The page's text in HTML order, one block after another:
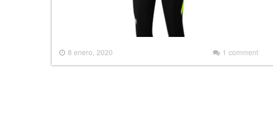
8 enero, 2020 1 comment